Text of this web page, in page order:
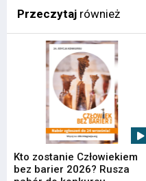
Przeczytaj również
Kto zostanie Człowiekiem
bez barier 2026? Rusza